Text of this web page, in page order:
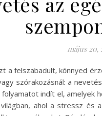
május 20,
a felszabadult, könnyed
szórakozásnál: a
indít el,
ahol a stressz